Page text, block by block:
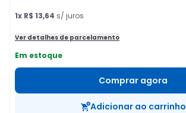
1x R$ 13,64 s/ juros
Ver detalhes de parcelamento
Em estoque
Comprar agora
Adicionar ao carrinho